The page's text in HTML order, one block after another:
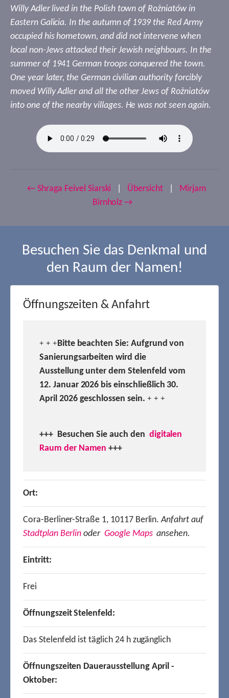
Willy Adler lived in the Polish town of Rożniatów in
Eastern Galicia. In the autumn of 1939 the Red Army
occupied his hometown, and did not intervene when
local non-Jews attacked their Jewish neighbours. In the
summer of 1941 German troops conquered the town.
One year later, the German civilian authority forcibly
moved Willy Adler and all the other Jews of Rożniatów
into one of the nearby villages. He was not seen again.
← Shraga Feivel Siarski Übersicht
Mirjam
Birnholz →
Besuchen Sie das Denkmal und
den Raum der Namen!
Öffnungszeiten & Anfahrt
+ + +Bitte beachten Sie: Aufgrund von
Sanierungsarbeiten wird die
Ausstellung unter dem Stelenfeld vom
12. Januar 2026 bis einschließlich 30.
April 2026 geschlossen sein. + + +
+++ Besuchen Sie auch den digitalen
Raum der Namen +++
Ort:
Cora-Berliner-Straße 1, 10117 Berlin.Anfahrt auf
Stadtplan Berlin oder Google Mapsansehen.
Eintritt:
Frei
Öffnungszeit Stelenfeld:
Das Stelenfeld ist täglich 24 h zugänglich
Öffnungszeiten Dauerausstellung April -
Oktober: